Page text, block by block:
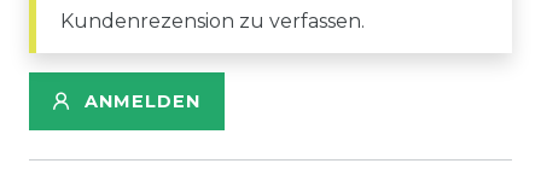
Kundenrezension zu verfassen.
ANMELDEN